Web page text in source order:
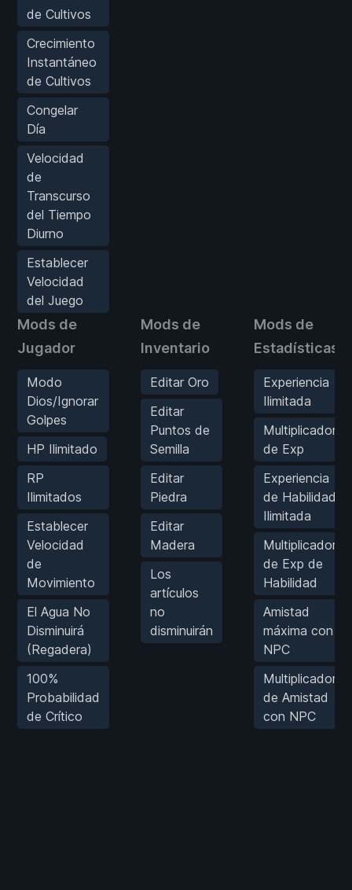
de Cultivos
Crecimiento
Instantáneo
de Cultivos
Congelar
Día
Velocidad
de
Transcurso
del Tiempo
Diurno
Establecer
Velocidad
del Juego
Mods de
Jugador
Modo
Dios/Ignorar
Golpes
HP Ilimitado
RP
Ilimitados
Establecer
Velocidad
de
Movimiento
El Agua No
Disminuirá
(Regadera)
100%
Probabilidad
de Crítico
Mods de
Inventario
Editar Oro
Editar
Puntos de
Semilla
Editar
Piedra
Editar
Madera
Los
artículos
no
disminuirán
Mods de
Estadísticas
Experiencia
Ilimitada
Multiplicador
de Exp
Experiencia
de Habilidad
Ilimitada
Multiplicador
de Exp de
Habilidad
Amistad
máxima con
NPC
Multiplicador
de Amistad
con NPC